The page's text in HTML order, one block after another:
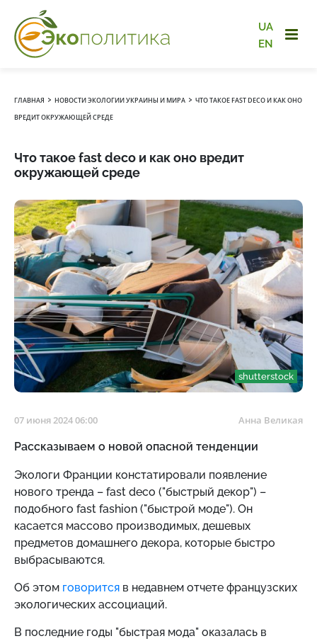
UA
EN
ГЛАВНАЯ › НОВОСТИ ЭКОЛОГИИ УКРАИНЫ И МИРА › ЧТО ТАКОЕ FAST DECO И КАК ОНО
ВРЕДИТ ОКРУЖАЮЩЕЙ СРЕДЕ
Что такое fast deco и как оно вредит
окружающей среде
shutterstock
07 июня 2024 06:00 Анна Великая
Рассказываем о новой опасной тенденции
Экологи Франции констатировали появление
нового тренда – fast deco ("быстрый декор") –
подобного fast fashion ("быстрой моде"). Он
касается массово производимых, дешевых
предметов домашнего декора, которые быстро
выбрасываются.
Об этом говорится в недавнем отчете французских
экологических ассоциаций.
В последние годы "быстрая мода" оказалась в